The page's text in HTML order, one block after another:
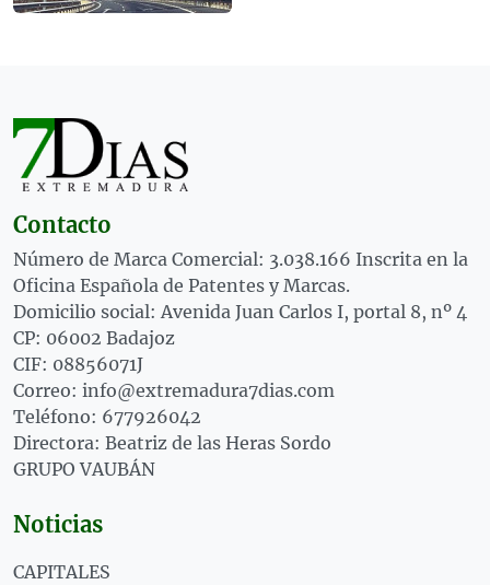
Contacto
Número de Marca Comercial: 3.038.166 Inscrita en la
Oficina Española de Patentes y Marcas.
Domicilio social: Avenida Juan Carlos I, portal 8, nº 4
CP: 06002 Badajoz
CIF: 08856071J
Correo: info@extremadura7dias.com
Teléfono: 677926042
Directora: Beatriz de las Heras Sordo
GRUPO VAUBÁN
Noticias
CAPITALES